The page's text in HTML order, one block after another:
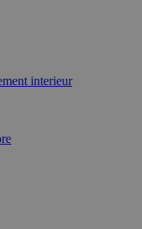
interieur